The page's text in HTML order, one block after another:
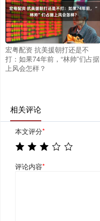
宏粤配资 抗美援朝打还是不
打：如果74年前，“林帅”们占据
上风会怎样？
相关评论
本文评分*
评论内容*